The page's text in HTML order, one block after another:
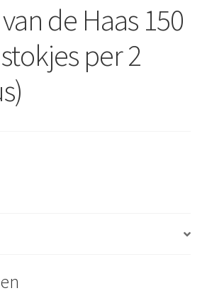
de Haas 150
per 2